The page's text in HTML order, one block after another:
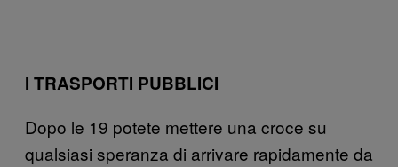
I TRASPORTI PUBBLICI
Dopo le 19 potete mettere una croce su
qualsiasi speranza di arrivare rapidamente da